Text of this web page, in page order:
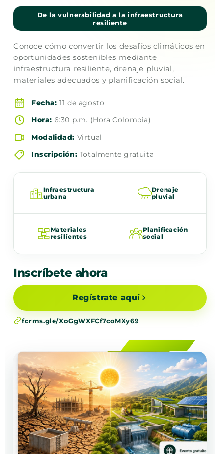
De la vulnerabilidad a la infraestructura
resiliente
Conoce cómo convertir los desafíos climáticos en
oportunidades sostenibles mediante
infraestructura resiliente, drenaje pluvial,
materiales adecuados y planificación social.
Fecha: 11 de agosto
Hora: 6:30 p.m. (Hora Colombia)
Modalidad: Virtual
Inscripción: Totalmente gratuita
Infraestructura
urbana
Drenaje
pluvial
Materiales
resilientes
Planificación
social
Inscríbete ahora
Regístrate aquí
forms.gle/XoGgWXFCf7coMXy69